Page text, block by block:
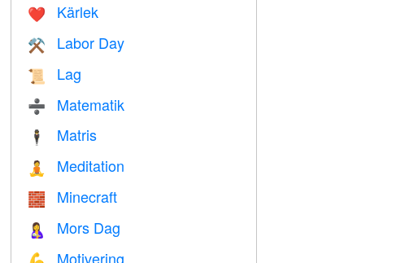
❤️️ Kärlek
⚒️ Labor Day
📜 Lag
➗ Matematik
🕴️ Matris
🧘 Meditation
🧱 Minecraft
🤱 Mors Dag
Motivering